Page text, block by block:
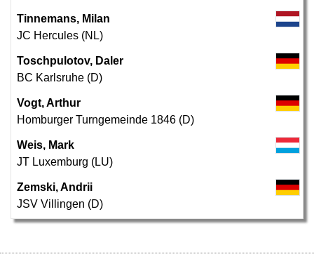
Tinnemans, Milan
JC Hercules (NL)
Toschpulotov, Daler
BC Karlsruhe (D)
Vogt, Arthur
Homburger Turngemeinde 1846 (D)
Weis, Mark
JT Luxemburg (LU)
Zemski, Andrii
JSV Villingen (D)